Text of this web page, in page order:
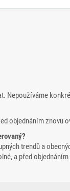
Nepoužíváme
objednáním znovu
trendů a
a před